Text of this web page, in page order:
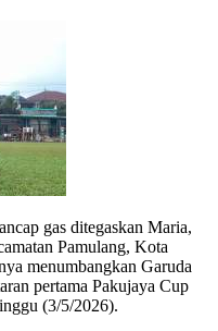
gas ditegaskan Maria,
Pamulang, Kota
menumbangkan Garuda
pertama Pakujaya Cup
(3/5/2026).